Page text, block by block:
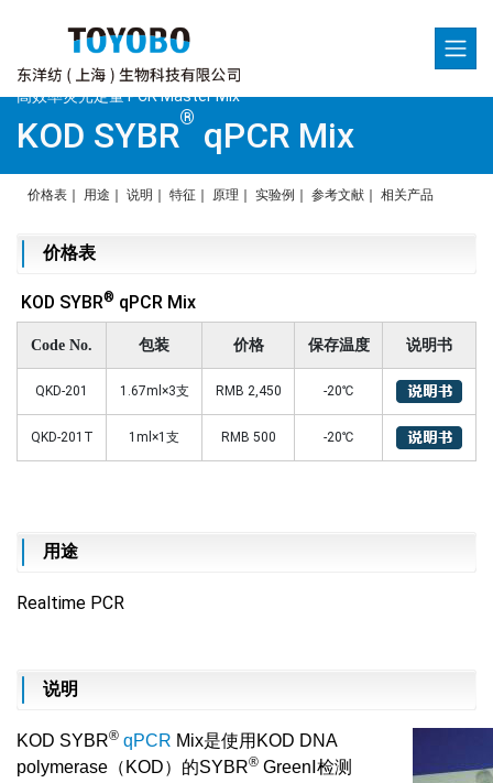
高效率荧光定量 PCR Master Mix
KOD SYBR® qPCR Mix
价格表 用途 说明 特征 原理 实验例 参考文献 相关产品
价格表
KOD SYBR® qPCR Mix
Code No. 包装 价格 保存温度 说明书
QKD-201 1.67ml×3支 RMB 2,450 -20℃
QKD-201T 1ml×1支 RMB 500 -20℃
用途
Realtime PCR
说明
KOD SYBR® qPCR Mix是使用KOD DNA
polymerase（KOD）的SYBR® GreenⅠ检测